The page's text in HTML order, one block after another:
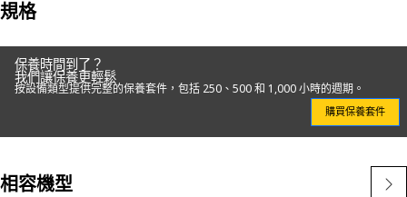
規格
保養時間到了？
我們讓保養更輕鬆
按設備類型提供完整的保養套件，包括 250、500 和 1,000 小時的週期。
購買保養套件
相容機型